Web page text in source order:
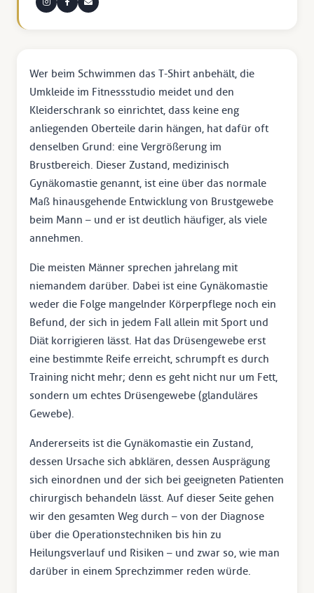
Wer beim Schwimmen das T-Shirt anbehält, die
Umkleide im Fitnessstudio meidet und den
Kleiderschrank so einrichtet, dass keine eng
anliegenden Oberteile darin hängen, hat dafür oft
denselben Grund: eine Vergrößerung im
Brustbereich. Dieser Zustand, medizinisch
Gynäkomastie genannt, ist eine über das normale
Maß hinausgehende Entwicklung von Brustgewebe
beim Mann – und er ist deutlich häufiger, als viele
annehmen.
Die meisten Männer sprechen jahrelang mit
niemandem darüber. Dabei ist eine Gynäkomastie
weder die Folge mangelnder Körperpflege noch ein
Befund, der sich in jedem Fall allein mit Sport und
Diät korrigieren lässt. Hat das Drüsengewebe erst
eine bestimmte Reife erreicht, schrumpft es durch
Training nicht mehr; denn es geht nicht nur um Fett,
sondern um echtes Drüsengewebe (glanduläres
Gewebe).
Andererseits ist die Gynäkomastie ein Zustand,
dessen Ursache sich abklären, dessen Ausprägung
sich einordnen und der sich bei geeigneten Patienten
chirurgisch behandeln lässt. Auf dieser Seite gehen
wir den gesamten Weg durch – von der Diagnose
über die Operationstechniken bis hin zu
Heilungsverlauf und Risiken – und zwar so, wie man
darüber in einem Sprechzimmer reden würde.